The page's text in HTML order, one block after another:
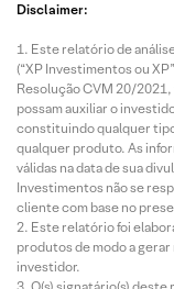
Disclaimer:
Este relatório de
(“XP Investimentos ou
Resolução CVM 20/
possam auxiliar o
constituindo qualquer
qualquer produto. As
válidas na data de sua
Investimentos não se
cliente com base no
Este relatório foi
produtos de modo a
investidor.